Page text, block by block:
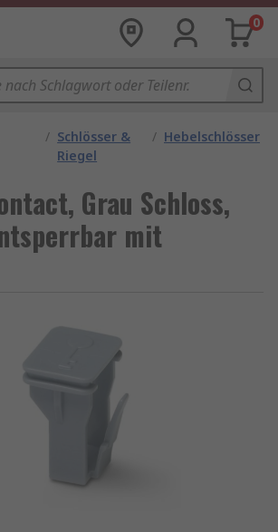
0
/ Schlösser &
Riegel
/ Hebelschlösser
Grau Schloss,
mit